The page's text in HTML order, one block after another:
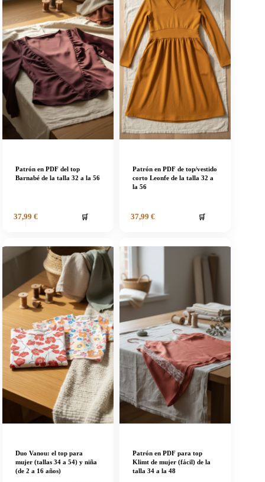
Patrón en PDF del top
Barnabé de la talla 32 a la 56
37,99 € 🛒
Patrón en PDF de top/vestido
corto Leonfe de la talla 32 a
la 56
37,99 € 🛒
Duo Vanou: el top para
mujer (tallas 34 a 54) y niña
(de 2 a 16 años)
Patrón en PDF para top
Klimt de mujer (fácil) de la
talla 34 a la 48